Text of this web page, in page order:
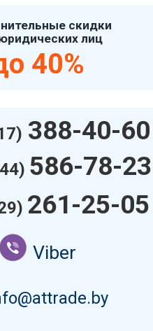
скидки
лиц
40%
388-40-60
586-78-23
261-25-05
Viber